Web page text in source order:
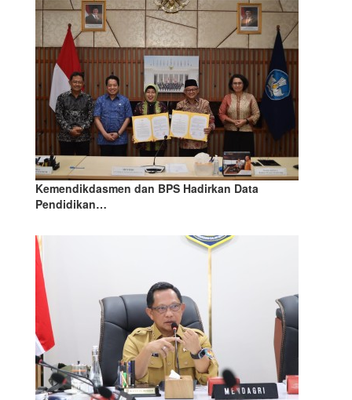
Kemendikdasmen dan BPS Hadirkan Data
Pendidikan…